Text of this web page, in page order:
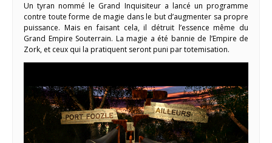
Un tyran nommé le Grand Inquisiteur a lancé un programme
contre toute forme de magie dans le but d’augmenter sa propre
puissance. Mais en faisant cela, il détruit l’essence même du
Grand Empire Souterrain. La magie a été bannie de l’Empire de
Zork, et ceux qui la pratiquent seront puni par totemisation.